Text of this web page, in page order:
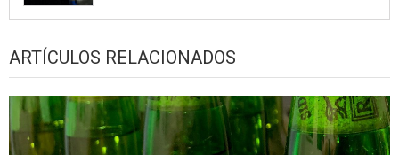
ARTÍCULOS RELACIONADOS